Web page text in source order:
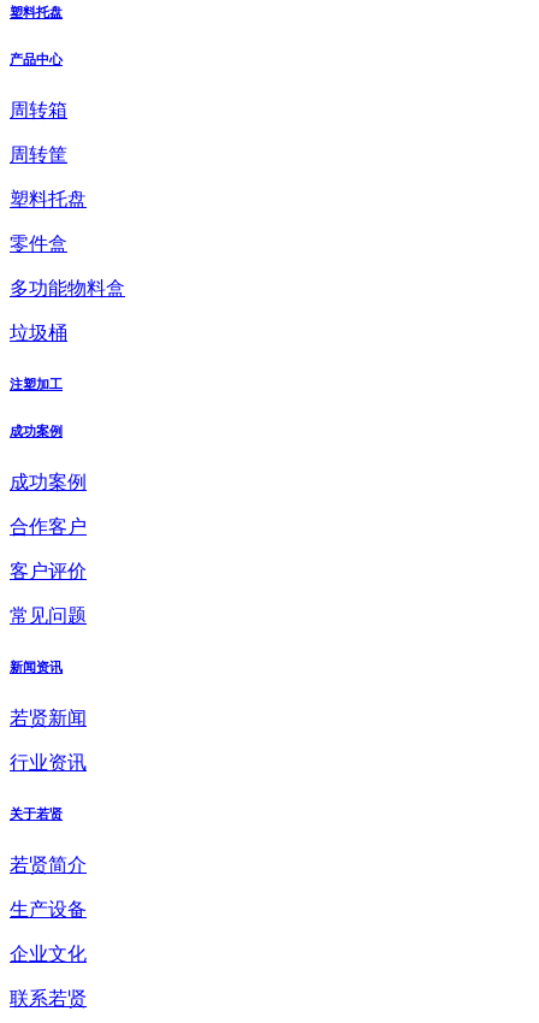
塑料托盘
产品中心
周转箱
周转筐
塑料托盘
零件盒
多功能物料盒
垃圾桶
注塑加工
成功案例
成功案例
合作客户
客户评价
常见问题
新闻资讯
若贤新闻
行业资讯
关于若贤
若贤简介
生产设备
企业文化
联系若贤